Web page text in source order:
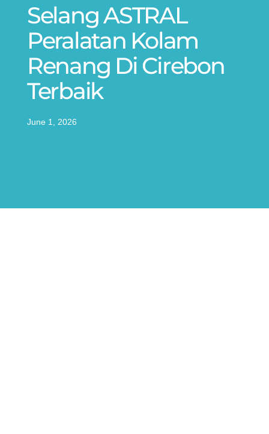
Selang ASTRAL
Peralatan Kolam
Renang Di Cirebon
Terbaik
June 1, 2026